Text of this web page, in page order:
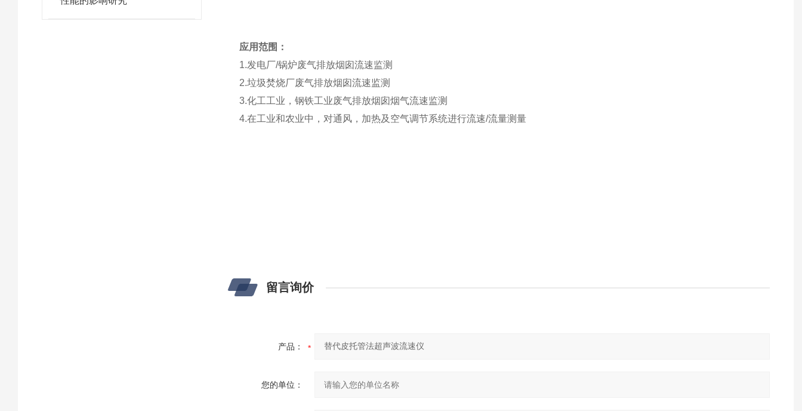
应用范围：
1.发电厂/锅炉废气排放烟囱流速监测
2.垃圾焚烧厂废气排放烟囱流速监测
3.化工工业，钢铁工业废气排放烟囱烟气流速监测
4.在工业和农业中，对通风，加热及空气调节系统进行流速/流量测量
留言询价
产品：
您的单位：